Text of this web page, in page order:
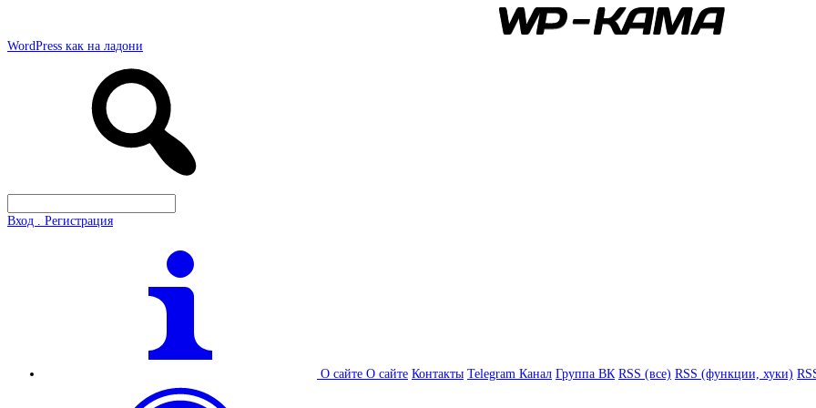
WordPress как на ладони
Вход . Регистрация
О сайте О сайте Контакты Telegram Канал Группа ВК RSS (все) RSS (функции, хуки)